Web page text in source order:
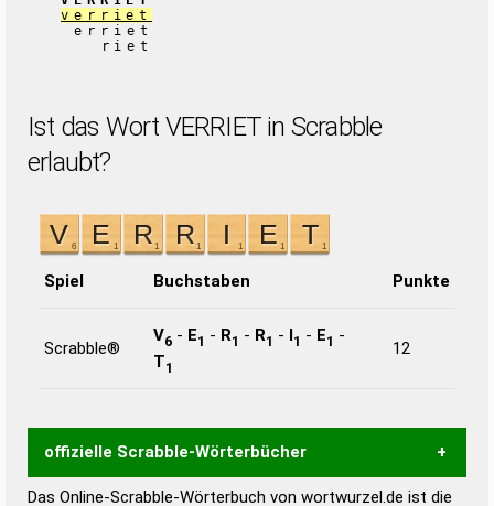
verriet
erriet
riet
Ist das Wort VERRIET in Scrabble
erlaubt?
Spiel Buchstaben Punkte
Scrabble®
V6 - E1 - R1 - R1 - I1 - E1 -
T1
12
offizielle Scrabble-Wörterbücher
Das Online-Scrabble-Wörterbuch von wortwurzel.de ist die